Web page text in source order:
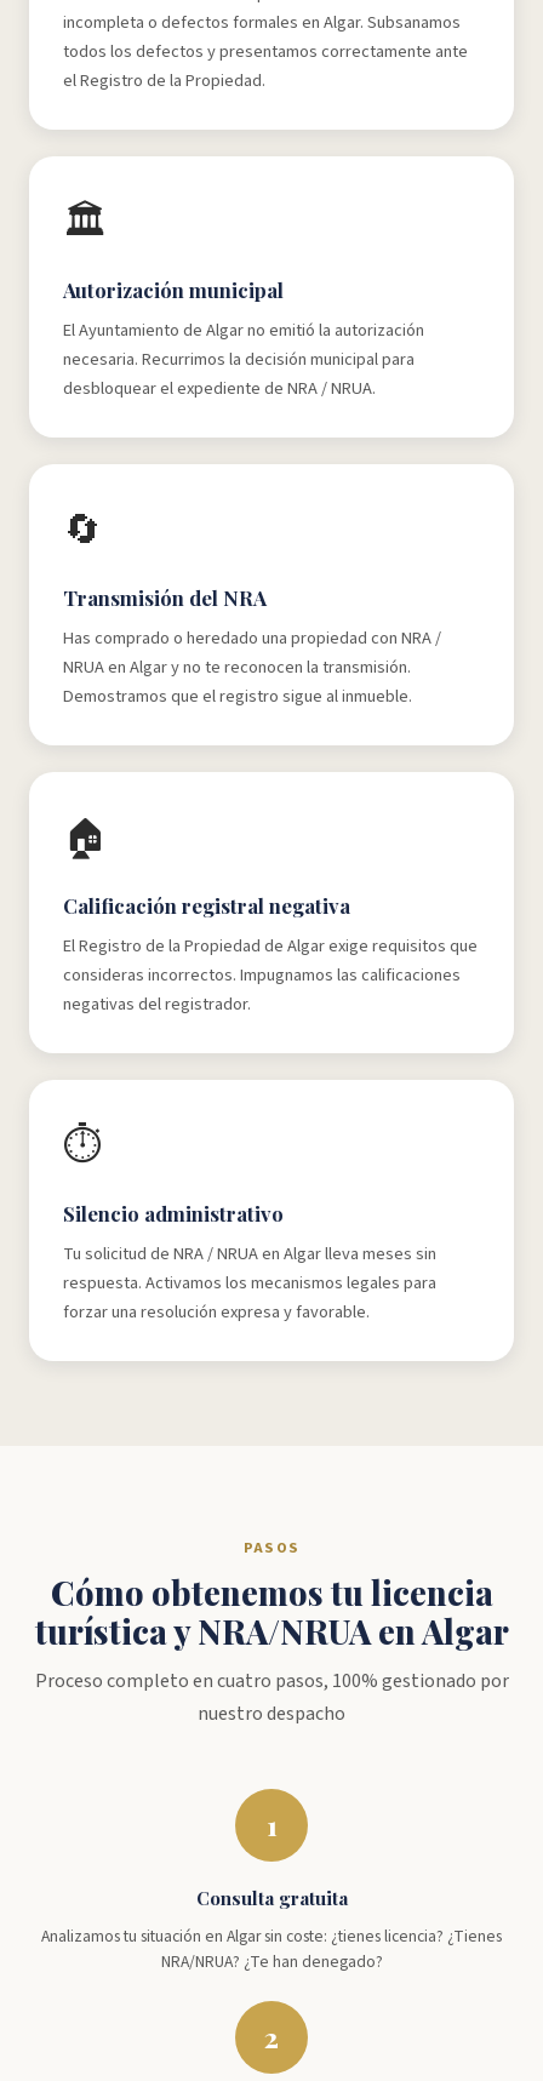
incompleta o defectos formales en Algar. Subsanamos
todos los defectos y presentamos correctamente ante
el Registro de la Propiedad.
🏛️
Autorización municipal
El Ayuntamiento de Algar no emitió la autorización
necesaria. Recurrimos la decisión municipal para
desbloquear el expediente de NRA / NRUA.
🔄
Transmisión del NRA
Has comprado o heredado una propiedad con NRA /
NRUA en Algar y no te reconocen la transmisión.
Demostramos que el registro sigue al inmueble.
🏠
Calificación registral negativa
El Registro de la Propiedad de Algar exige requisitos que
consideras incorrectos. Impugnamos las calificaciones
negativas del registrador.
⏱️
Silencio administrativo
Tu solicitud de NRA / NRUA en Algar lleva meses sin
respuesta. Activamos los mecanismos legales para
forzar una resolución expresa y favorable.
PASOS
Cómo obtenemos tu licencia
turística y NRA/NRUA en Algar
Proceso completo en cuatro pasos, 100% gestionado por
nuestro despacho
1
Consulta gratuita
Analizamos tu situación en Algar sin coste: ¿tienes licencia? ¿Tienes
NRA/NRUA? ¿Te han denegado?
2